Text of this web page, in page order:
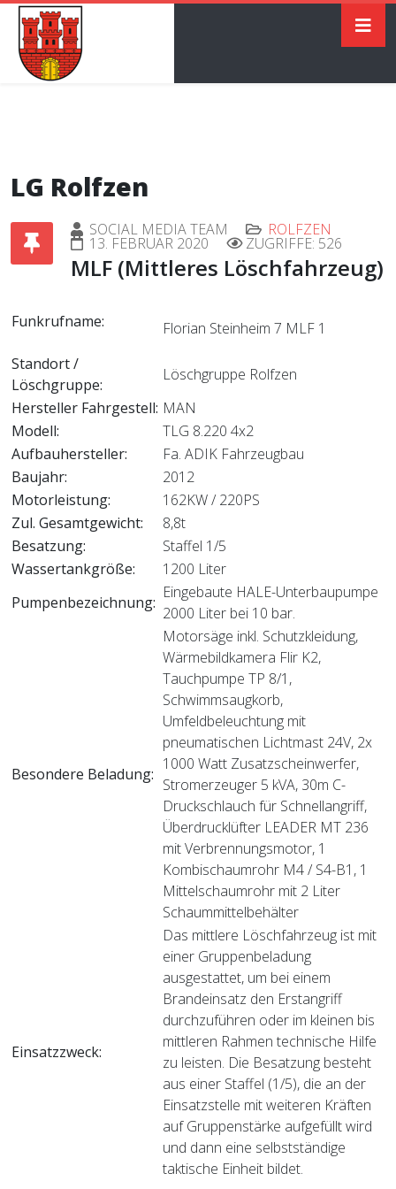
LG Rolfzen
SOCIAL MEDIA TEAM ROLFZEN
13. FEBRUAR 2020 ZUGRIFFE: 526
MLF (Mittleres Löschfahrzeug)
Funkrufname:
Florian Steinheim 7 MLF 1
Standort /
Löschgruppe:
Löschgruppe Rolfzen
Hersteller Fahrgestell: MAN
Modell:
TLG 8.220 4x2
Aufbauhersteller:
Fa. ADIK Fahrzeugbau
Baujahr:
2012
Motorleistung:
162KW / 220PS
Zul. Gesamtgewicht:
8,8t
Besatzung:
Staffel 1/5
Wassertankgröße:
1200 Liter
Pumpenbezeichnung:
Eingebaute HALE-Unterbaupumpe
2000 Liter bei 10 bar.
Besondere Beladung:
Motorsäge inkl. Schutzkleidung,
Wärmebildkamera Flir K2,
Tauchpumpe TP 8/1,
Schwimmsaugkorb,
Umfeldbeleuchtung mit
pneumatischen Lichtmast 24V, 2x
1000 Watt Zusatzscheinwerfer,
Stromerzeuger 5 kVA, 30m C-
Druckschlauch für Schnellangriff,
Überdrucklüfter LEADER MT 236
mit Verbrennungsmotor, 1
Kombischaumrohr M4 / S4-B1, 1
Mittelschaumrohr mit 2 Liter
Schaummittelbehälter
Einsatzzweck:
Das mittlere Löschfahrzeug ist mit
einer Gruppenbeladung
ausgestattet, um bei einem
Brandeinsatz den Erstangriff
durchzuführen oder im kleinen bis
mittleren Rahmen technische Hilfe
zu leisten. Die Besatzung besteht
aus einer Staffel (1/5), die an der
Einsatzstelle mit weiteren Kräften
auf Gruppenstärke aufgefüllt wird
und dann eine selbstständige
taktische Einheit bildet.